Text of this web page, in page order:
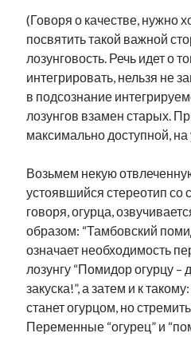
(Говоря о качестве, нужно
посвятить такой важной
лозунговость. Речь идет о
интегрировать, нельзя не
в подсознание
лозунгов взамен старых.
максимально доступной,
Возьмем некую
устоявшийся стереотип со
говоря, огурца,
образом: “Тамбовский
означает необходимость
лозунгу “Помидор огурцу –
закуска!”, а затем и к
станет огурцом, но
Переменные “огурец” и